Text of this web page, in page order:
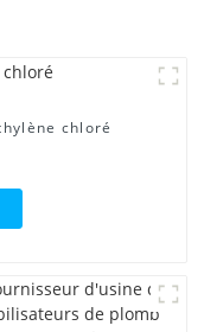
chloré